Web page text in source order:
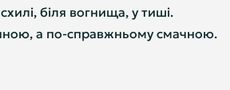
біля вогнища, у тиші.
а по-справжньому смачною.